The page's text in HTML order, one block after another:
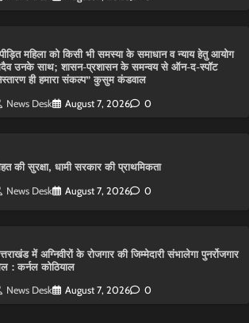
महिला को किसी भी समस्या के समाधान व न्याय हेतु आयोग
उनके साथ; शासन-प्रशासन के समन्वय से ऑन-द-स्पॉट
ही हमारा संकल्प” कुसुम कंडवाल
News Desk August 7, 2026 0
की सुरक्षा, धामी सरकार की प्राथमिकता
News Desk August 7, 2026 0
में अग्निवीरों के रोजगार की जिम्मेदारी संभालेगा पुनर्रोजगार
: कर्नल कोठियाल
News Desk August 7, 2026 0